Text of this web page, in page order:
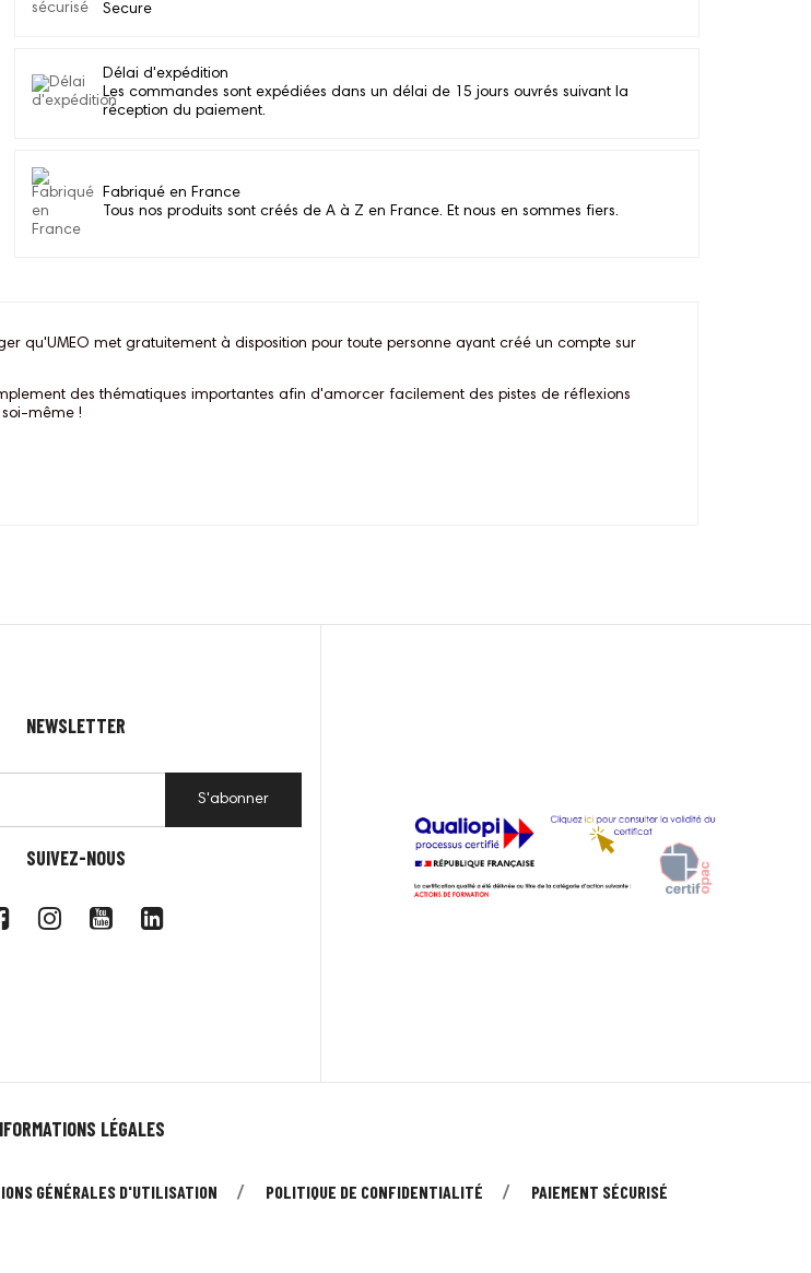
Secure
Délai d'expédition
Les commandes sont expédiées dans un délai de 15 jours ouvrés suivant la
réception du paiement.
Fabriqué en France
Tous nos produits sont créés de A à Z en France. Et nous en sommes fiers.
qu'UMEO met gratuitement à disposition pour toute personne ayant créé un compte sur
des thématiques importantes afin d'amorcer facilement des pistes de réflexions
même !
NEWSLETTER
S'abonner
SUIVEZ-NOUS
LÉGALES
GÉNÉRALES D'UTILISATION POLITIQUE DE CONFIDENTIALITÉ PAIEMENT SÉCURISÉ